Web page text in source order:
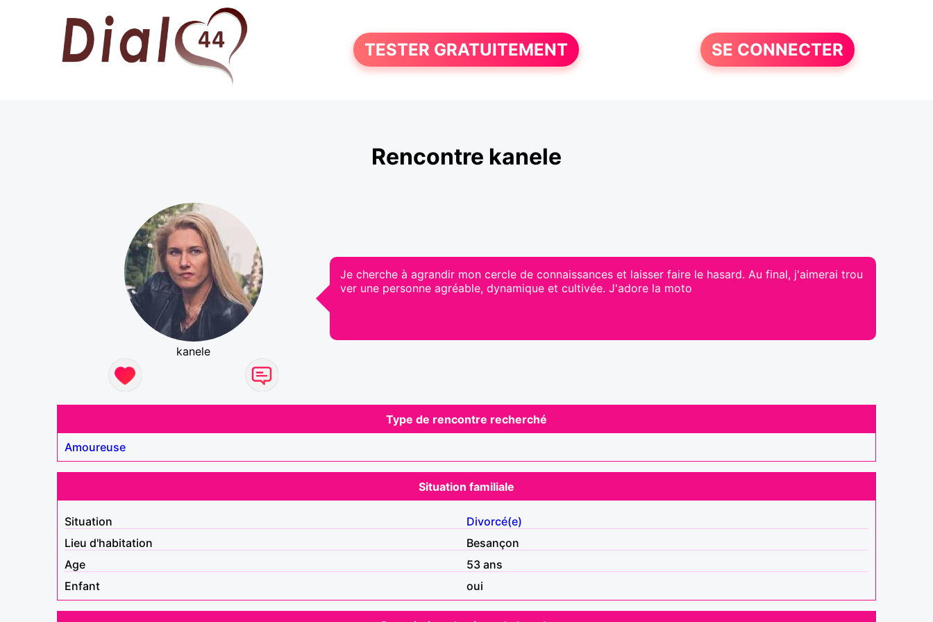
TESTER GRATUITEMENT SE CONNECTER
Rencontre kanele
kanele
Je cherche à agrandir mon cercle de connaissances et laisser faire le hasard. Au final, j'aimerai trou
ver une personne agréable, dynamique et cultivée. J'adore la moto
Type de rencontre recherché
Amoureuse
Situation familiale
Situation
Divorcé(e)
Lieu d'habitation
Besançon
Age
53 ans
Enfant
oui